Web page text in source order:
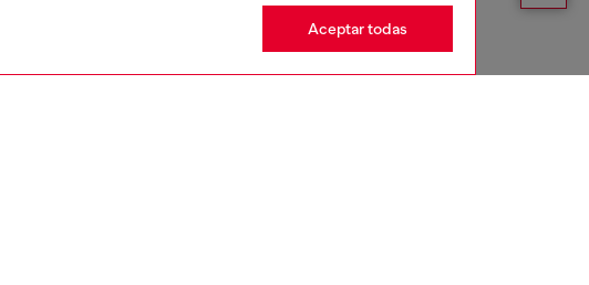
Aceptar todas